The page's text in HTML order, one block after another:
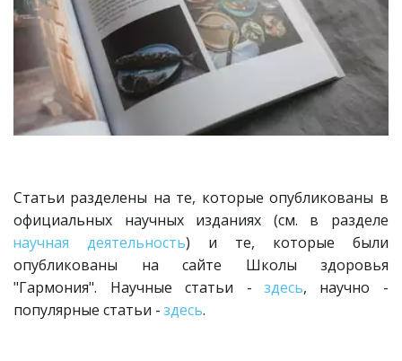
Статьи разделены на те, которые опубликованы в
официальных научных изданиях (см. в разделе
научная деятельность) и те, которые были
опубликованы на сайте Школы здоровья
"Гармония". Научные статьи -здесь, научно -
популярные статьи -здесь.